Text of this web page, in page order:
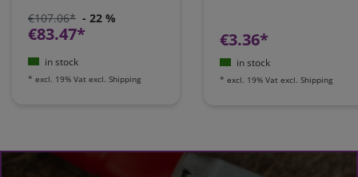
€107.06* - 22 %
€83.47*
in stock
* excl. 19% Vat excl. Shipping
€3.36*
in stock
* excl. 19% Vat excl. Shipping